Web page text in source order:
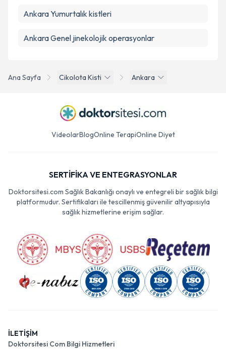
Ana Sayfa Cikolota Kisti Ankara
Ankara Yumurtalık kistleri
Ankara Genel jinekolojik operasyonlar
VideolarBlogOnline TerapiOnline Diyet
SERTİFİKA VE ENTEGRASYONLAR
Doktorsitesi.com Sağlık Bakanlığı onaylı ve entegreli bir sağlık bilgi
platformudur. Sertifikaları ile tescillenmiş güvenilir altyapısıyla
sağlık hizmetlerine erişim sağlar.
İLETİŞİM
Doktorsitesi Com Bilgi Hizmetleri